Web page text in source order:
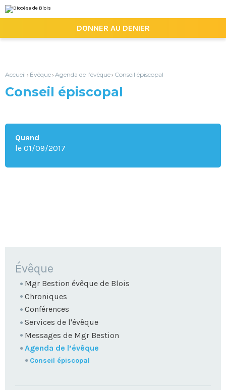
au
contenu.
la
personnels
DONNER AU DENIER
Accueil › Évêque› Agenda de l’évêque› Conseil épiscopal
Conseil épiscopal
Quand
le 01/09/2017
NAVIGATION
Évêque
Mgr Bestion évêque de Blois
Chroniques
Conférences
Services de l'évêque
Messages de Mgr Bestion
Agenda de l’évêque
Conseil épiscopal